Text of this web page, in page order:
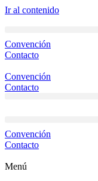
Ir al contenido
Convención
Contacto
Convención
Contacto
Convención
Contacto
Menú